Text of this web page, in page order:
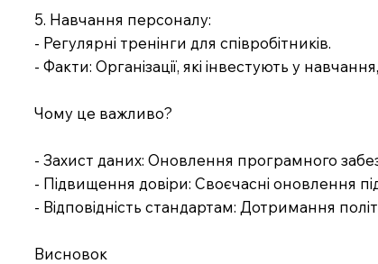
5. Навчання персоналу:
- Регулярні тренінги для співробітників.
- Факти: Організації, які інвестують у
Чому це важливо?
- Захист даних: Оновлення програмного
- Підвищення довіри: Своєчасні оновлення
- Відповідність стандартам: Дотримання
Висновок